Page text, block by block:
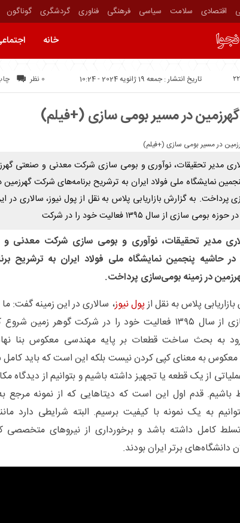
اقتصادی سلامت سیاسی فرهنگی فناوری گردشگری گوناگون
خانه
تاریخ انتشار : جمعه 19 ژانویه 2024 - 10:24 0 نظر
در مسیر بومی سازی (+فیلم)
مدیر تحقیقات، نوآوری و بومی سازی شرکت معدنی و صنعتی
نمایشگاه ملی فولاد ایران به ترشریح برنامه‌های شرکت گهرزمین
پرداخت. به گزارش بازاریابی پلاس به نقل از پول نیوز، سالاری در
بومی سازی از سال ۱۳۹۵ فعالیت خود را در شرکت
مدیر تحقیقات، نوآوری و بومی سازی شرکت معدنی
در حاشیه پنجمین نمایشگاه ملی فولاد ایران به ترشریح
در زمینه بومی‌سازی پرداخت.
پلاس به نقل ازپول نیوز، سالاری در این زمینه گفت:
بومی سازی از سال ۱۳۹۵ فعالیت خود را در شرکت گوهر زمین
به بحث ساخت قطعات بر پایه مهندسی معکوس بنا
به معنای کپی کردن نیست بلکه این است که باید
از یک قطعه یا تجهیز داشته باشیم و بتوانیم از دیدگاه
باشیم. قدم اول این است که دیتاهایی که از نمونه
به یک نمونه با کیفیت برسیم. البته شرایطی دارد
تسلط کامل داشته باشد و برخورداری از نیروهای متخصصی
دانشگاه‌های برتر ایران بودند.